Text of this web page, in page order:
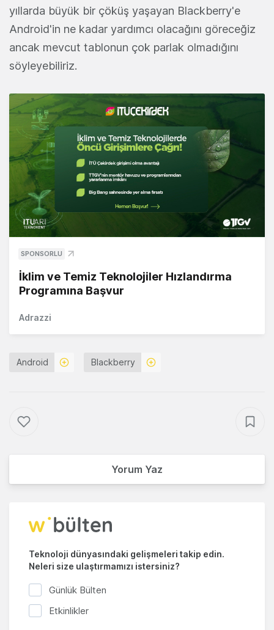
yıllarda büyük bir çöküş yaşayan Blackberry'e
Android'in ne kadar yardımcı olacağını göreceğiz
ancak mevcut tablonun çok parlak olmadığını
söyleyebiliriz.
SPONSORLU
İklim ve Temiz Teknolojiler Hızlandırma
Programına Başvur
Adrazzi
Android Blackberry
Yorum Yaz
Teknoloji dünyasındaki gelişmeleri takip edin.
Neleri size ulaştırmamızı istersiniz?
Günlük Bülten
Etkinlikler